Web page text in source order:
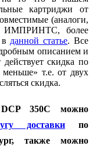
картриджи от
(аналоги,
ИМПРИНТС, более
данной статье. Все
описанием и
действует скидка по
т.е. от двух
скидка.
350C можно
доставкипо
также можно